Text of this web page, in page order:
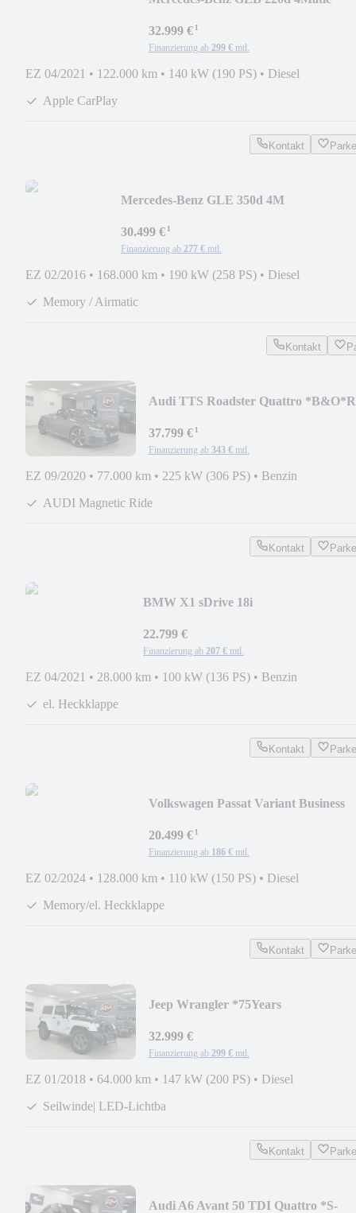
32.999 €¹
Finanzierung ab 299 € mtl.
EZ 04/2021 • 122.000 km • 140 kW (190 PS) • Diesel
Apple CarPlay
Kontakt
Mercedes-Benz GLE 350d 4M
30.499 €¹
Finanzierung ab 277 € mtl.
EZ 02/2016 • 168.000 km • 190 kW (258 PS) • Diesel
Memory / Airmatic
Kontakt
Audi TTS Roadster Quattro
37.799 €¹
Finanzierung ab 343 € mtl.
EZ 09/2020 • 77.000 km • 225 kW (306 PS) • Benzin
AUDI Magnetic Ride
Kontakt
BMW X1 sDrive 18i
22.799 €
Finanzierung ab 207 € mtl.
EZ 04/2021 • 28.000 km • 100 kW (136 PS) • Benzin
el. Heckklappe
Kontakt
Volkswagen Passat Variant Business
20.499 €¹
Finanzierung ab 186 € mtl.
EZ 02/2024 • 128.000 km • 110 kW (150 PS) • Diesel
Memory/el. Heckklappe
Kontakt
Jeep Wrangler *75Years
32.999 €
Finanzierung ab 299 € mtl.
EZ 01/2018 • 64.000 km • 147 kW (200 PS) • Diesel
Seilwinde| LED-Lichtba
Kontakt
Audi A6 Avant 50 TDI Quattro *S-